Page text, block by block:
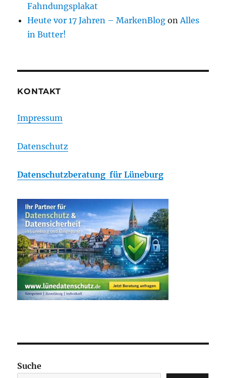
Fahndungsplakat
Heute vor 17 Jahren – MarkenBlog onAlles
in Butter!
KONTAKT
Impressum
Datenschutz
Datenschutzberatung für Lüneburg
Suche